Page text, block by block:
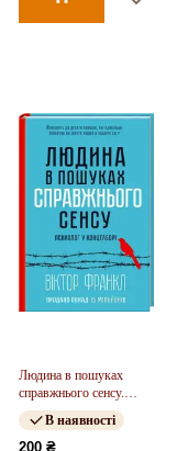
Людина в пошуках
справжнього сенсу.
Психолог у концтаборі
В наявності
200 ₴